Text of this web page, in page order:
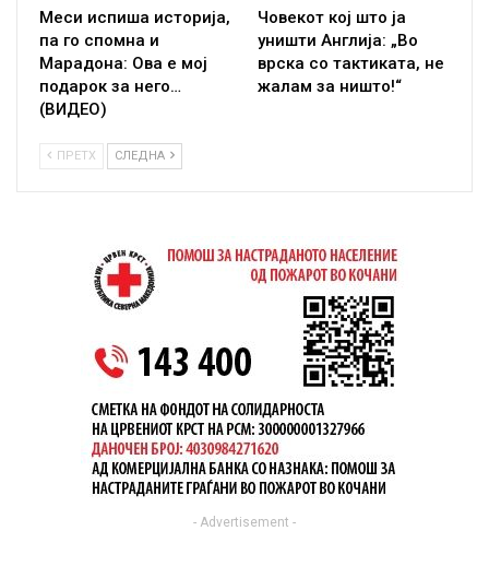
Меси испиша историја,
па го спомна и
Марадона: Ова е мој
подарок за него…
(ВИДЕО)
Човекот кој што ја
уништи Англија: „Во
врска со тактиката, не
жалам за ништо!“
ПРЕТХ СЛЕДНА
- Advertisement -